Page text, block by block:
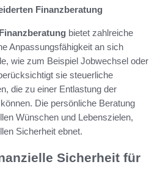
Finanzberatung
bietet zahlreiche
Anpassungsfähigkeit an sich
wie zum Beispiel Jobwechsel oder
sie steuerliche
die zu einer Entlastung der
Die persönliche Beratung
Wünschen und Lebenszielen,
Sicherheit ebnet.
Sicherheit für